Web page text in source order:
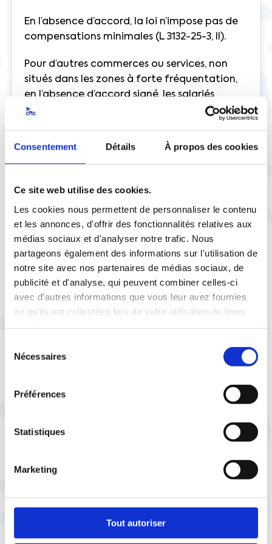
Consentement Détails À propos des cookies
Ce site web utilise des cookies.
Les cookies nous permettent de personnaliser le contenu
et les annonces, d'offrir des fonctionnalités relatives aux
médias sociaux et d'analyser notre trafic. Nous
partageons également des informations sur l'utilisation de
notre site avec nos partenaires de médias sociaux, de
publicité et d'analyse, qui peuvent combiner celles-ci
avec d'autres informations que vous leur avez fournies
ou qu'ils ont collectées lors de votre utilisation de leurs
Nécessaires
Préférences
Statistiques
Marketing
Tout autoriser
En l’absence d’accord, la loi n’impose pas de
compensations minimales (L 3132-25-3, II).
Pour d’autres commerces ou services, non
situés dans les zones à forte fréquentation,
en l’absence d’accord signé, les salariés
bénéficient d’une rémunération doublée et
Hormis les cas prévus par le code du travail
prévoyant une majoration de salaire, si votre
sont rémunérées normalement
Si vous travaillez le dimanche, de manière
régulière ou occasionnelle, nous vous invitons
à consulter la convention collective dont
relève votre entreprise et dont la mention
figure sur votre bulletin de salaire. Elle est
souvent plus favorable que la loi, quelles que
soient les dispositions prévues par la loi, et
définit les engagements de votre employeur.
La CFTC peut vous accompagner dans ces
droits pour une rémunération plus juste et
À noter
situés dans les anciennes zones
touristiques et Puce (avant la refonte
de ces zones par la loi Macron)